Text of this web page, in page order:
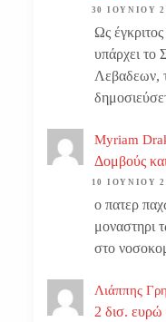
30 ΙΟΥΝΊΟΥ
Ως
υπάρχει το
Λεβαδεων,
Myriam
Δομβούς
10 ΙΟΥΝΊΟΥ
ο πατερ
μοναστηρι
στο
Λιάππης
2 δισ. ευρώ